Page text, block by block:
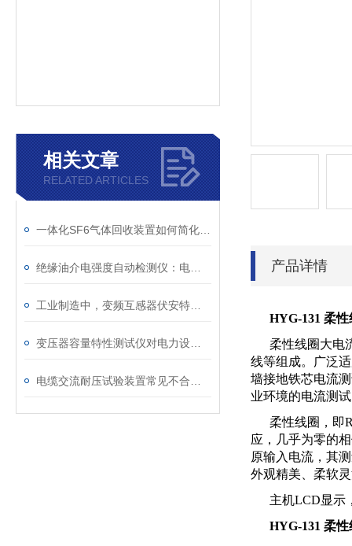
相关文章
RELATED ARTICLES
产品详情
HYG-131 柔
柔性线圈大电
线等组成。广泛
墙接地铁芯电流
业环境的电流测
柔性线圈，即
应，几乎为零的
原输入电流，其
外观精美、柔软
主机LCD显示
HYG-131 柔